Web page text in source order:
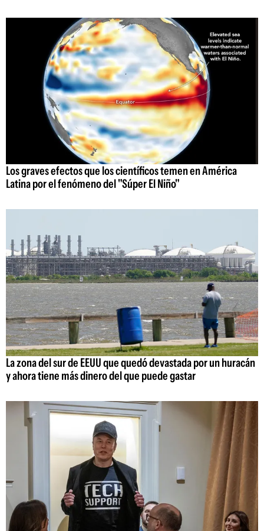
Los graves efectos que los científicos temen en América
Latina por el fenómeno del "Súper El Niño"
La zona del sur de EEUU que quedó devastada por un huracán
y ahora tiene más dinero del que puede gastar